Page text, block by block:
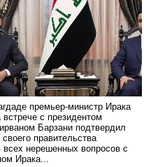
премьер-министр Ирака
с президентом
Барзани подтвердил
правительства
всех нерешенных вопросов с
Ирака...